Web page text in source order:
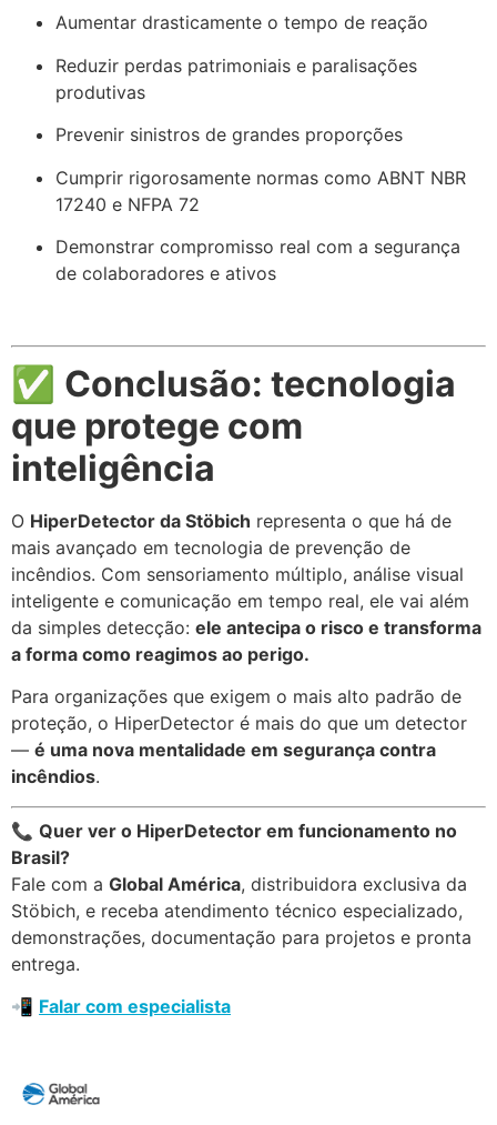
Aumentar drasticamente o tempo de reação
Reduzir perdas patrimoniais e paralisações
produtivas
Prevenir sinistros de grandes proporções
Cumprir rigorosamente normas como ABNT NBR
17240 e NFPA 72
Demonstrar compromisso real com a segurança
de colaboradores e ativos
✅ Conclusão: tecnologia
que protege com
inteligência
O HiperDetector da Stöbich representa o que há de
mais avançado em tecnologia de prevenção de
incêndios. Com sensoriamento múltiplo, análise visual
inteligente e comunicação em tempo real, ele vai além
da simples detecção: ele antecipa o risco e transforma
a forma como reagimos ao perigo.
Para organizações que exigem o mais alto padrão de
proteção, o HiperDetector é mais do que um detector
— é uma nova mentalidade em segurança contra
incêndios.
📞 Quer ver o HiperDetector em funcionamento no
Brasil?
Fale com a Global América, distribuidora exclusiva da
Stöbich, e receba atendimento técnico especializado,
demonstrações, documentação para projetos e pronta
entrega.
📲 Falar com especialista